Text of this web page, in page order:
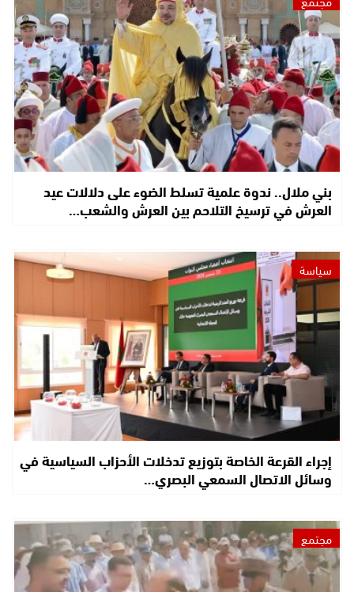
بني ملال.. ندوة علمية تسلط الضوء على دلالات عيد
العرش في ترسيخ التلاحم بين العرش والشعب…
سياسة
إجراء القرعة الخاصة بتوزيع تدخلات الأحزاب السياسية في
وسائل الاتصال السمعي البصري…
مجتمع